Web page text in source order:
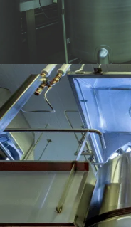
Paslanmaz
Reaktörler